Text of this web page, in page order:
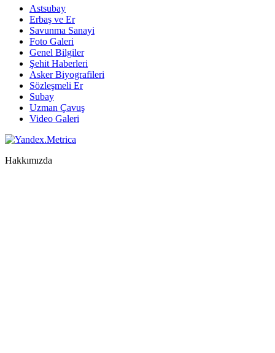
Astsubay
Erbaş ve Er
Savunma Sanayi
Foto Galeri
Genel Bilgiler
Şehit Haberleri
Asker Biyografileri
Sözleşmeli Er
Subay
Uzman Çavuş
Video Galeri
Hakkımızda